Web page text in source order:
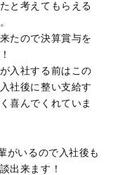
と考えてもらえる
たので決算賞与を
入社する前はこの
社後に整い支給す
喜んでくれていま
がいるので入社後も
出来ます！